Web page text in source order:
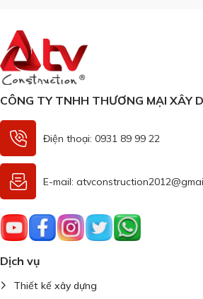
CÔNG TY TNHH THƯƠNG MẠI XÂY
Điện thoại: 0931 89 99 22
E-mail:
Dịch vụ
Thiết kế xây dựng